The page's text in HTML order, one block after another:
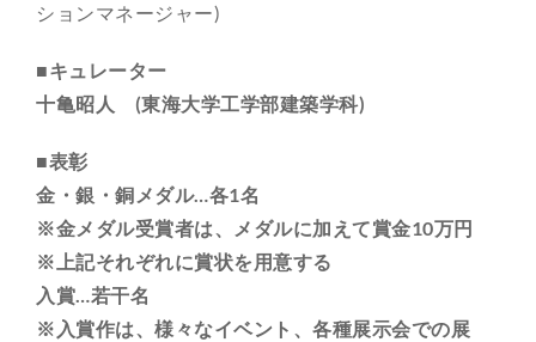
ションマネージャー)
■キュレーター
十亀昭人 (東海大学工学部建築学科)
■表彰
金・銀・銅メダル…各1名
※金メダル受賞者は、メダルに加えて賞金10万円
※上記それぞれに賞状を用意する
入賞…若干名
※入賞作は、様々なイベント、各種展示会での展